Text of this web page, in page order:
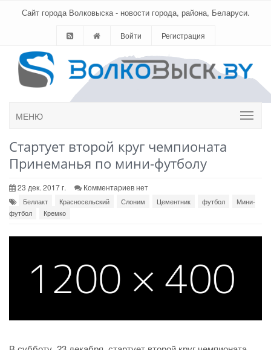
Сайт города Волковыска - новости города, района, Беларуси.
Войти Регистрация
МЕНЮ
Стартует второй круг чемпионата
Принеманья по мини-футболу
23 дек. 2017 г. Комментариев нет
Беллакт Красносельский Слоним Цементник футбол
Мини-
футбол
Кремко